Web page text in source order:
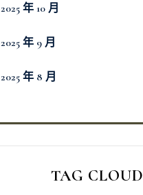
2025 年 10 月
2025 年 9 月
2025 年 8 月
TAG CLOUD